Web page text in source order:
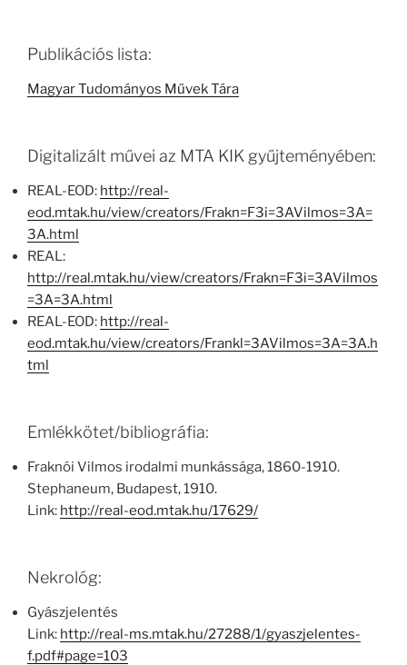
Publikációs lista:
Magyar Tudományos Művek Tára
Digitalizált művei az MTA KIK gyűjteményében:
REAL-EOD: http://real-
eod.mtak.hu/view/creators/Frakn=F3i=3AVilmos=3A=
3A.html
REAL:
http://real.mtak.hu/view/creators/Frakn=F3i=3AVilmos
=3A=3A.html
REAL-EOD: http://real-
eod.mtak.hu/view/creators/Frankl=3AVilmos=3A=3A.h
tml
Emlékkötet/bibliográfia:
Fraknói Vilmos irodalmi munkássága, 1860-1910.
Stephaneum, Budapest, 1910.
Link: http://real-eod.mtak.hu/17629/
Nekrológ:
Gyászjelentés
Link: http://real-ms.mtak.hu/27288/1/gyaszjelentes-
f.pdf#page=103